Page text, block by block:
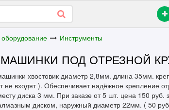
Инструменты
ПОД ОТРЕЗНОЙ
хвостовик диаметр 2,8мм. длина 35мм.
не входят ). Обеспечивает надёжное крепление
диска 3 мм. При заказе от 5 шт. цена 150 руб.
диском, наружный диаметр 22мм. ( 50